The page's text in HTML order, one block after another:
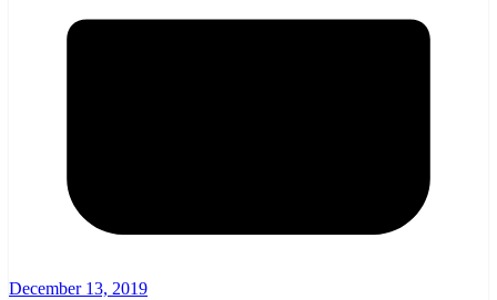
December 13, 2019